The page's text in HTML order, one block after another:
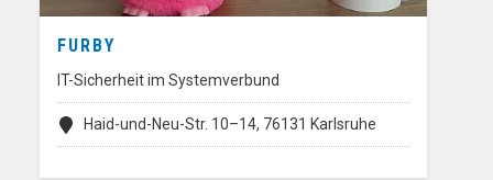
FURBY
IT-Sicherheit im Systemverbund
Haid-und-Neu-Str. 10–14, 76131 Karlsruhe